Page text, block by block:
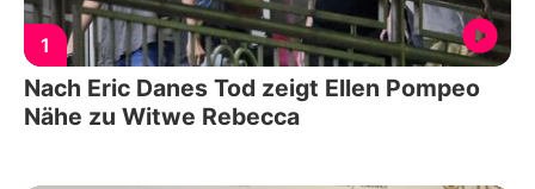
1
Nach Eric Danes Tod zeigt Ellen Pompeo
Nähe zu Witwe Rebecca